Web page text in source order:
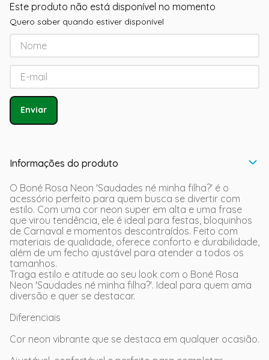
Este produto não está disponível no momento
Quero saber quando estiver disponível
Enviar
Informações do produto
O Boné Rosa Neon 'Saudades né minha filha?' é o
acessório perfeito para quem busca se divertir com
estilo. Com uma cor neon super em alta e uma frase
que virou tendência, ele é ideal para festas, bloquinhos
de Carnaval e momentos descontraídos. Feito com
materiais de qualidade, oferece conforto e durabilidade,
além de um fecho ajustável para atender a todos os
tamanhos.
Traga estilo e atitude ao seu look com o Boné Rosa
Neon 'Saudades né minha filha?'. Ideal para quem ama
diversão e quer se destacar.
Diferenciais
Cor neon vibrante que se destaca em qualquer ocasião.